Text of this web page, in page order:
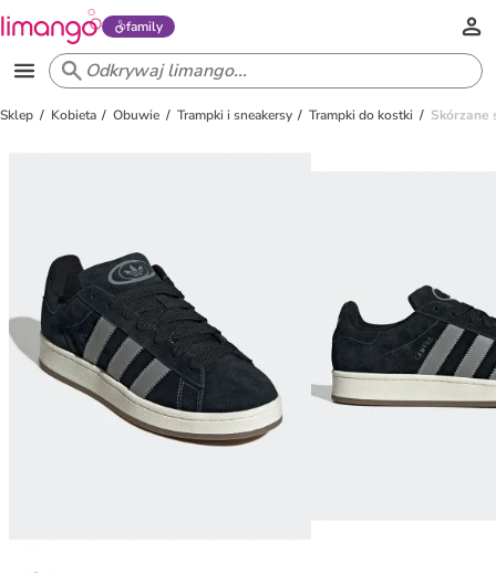
family
Sklep Kobieta Obuwie Trampki i sneakersy Trampki do kostki Skórzane